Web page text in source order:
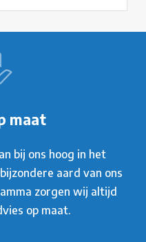
maat
bij ons hoog in het
aard van ons
zorgen wij altijd
op maat.